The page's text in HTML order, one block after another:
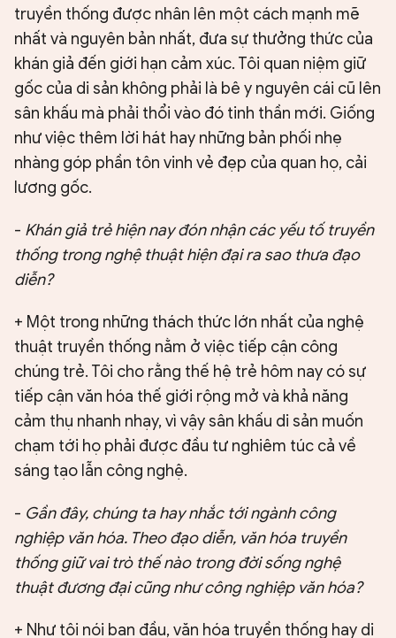
truyền thống được nhân lên một cách mạnh mẽ
nhất và nguyên bản nhất, đưa sự thưởng thức của
khán giả đến giới hạn cảm xúc. Tôi quan niệm giữ
gốc của di sản không phải là bê y nguyên cái cũ lên
sân khấu mà phải thổi vào đó tinh thần mới. Giống
như việc thêm lời hát hay những bản phối nhẹ
nhàng góp phần tôn vinh vẻ đẹp của quan họ, cải
lương gốc.
- Khán giả trẻ hiện nay đón nhận các yếu tố truyền
thống trong nghệ thuật hiện đại ra sao thưa đạo
diễn?
+ Một trong những thách thức lớn nhất của nghệ
thuật truyền thống nằm ở việc tiếp cận công
chúng trẻ. Tôi cho rằng thế hệ trẻ hôm nay có sự
tiếp cận văn hóa thế giới rộng mở và khả năng
cảm thụ nhanh nhạy, vì vậy sân khấu di sản muốn
chạm tới họ phải được đầu tư nghiêm túc cả về
sáng tạo lẫn công nghệ.
- Gần đây, chúng ta hay nhắc tới ngành công
nghiệp văn hóa. Theo đạo diễn, văn hóa truyền
thống giữ vai trò thế nào trong đời sống nghệ
thuật đương đại cũng như công nghiệp văn hóa?
+ Như tôi nói ban đầu, văn hóa truyền thống hay di